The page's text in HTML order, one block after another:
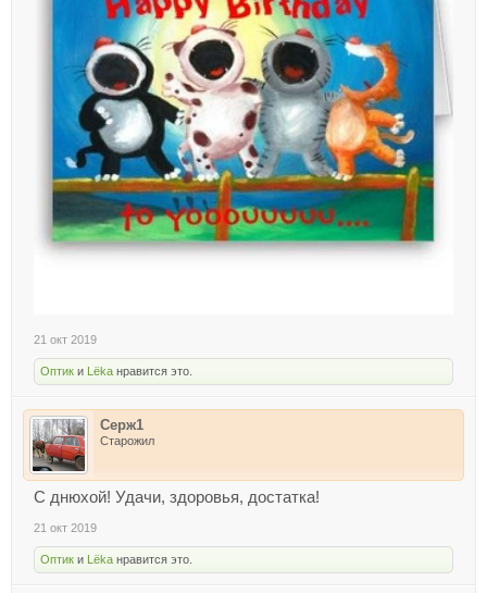
21 окт 2019
Оптик и Lёka нравится это.
Серж1
Старожил
С днюхой! Удачи, здоровья, достатка!
21 окт 2019
Оптик и Lёka нравится это.